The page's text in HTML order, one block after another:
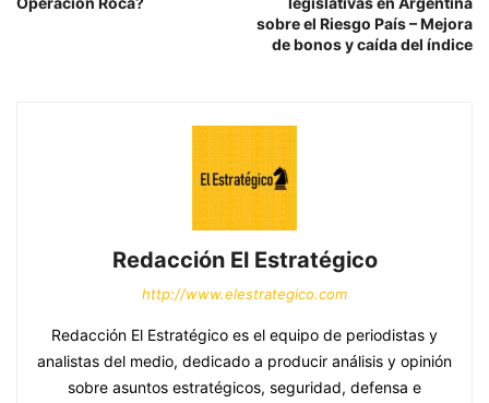
sobre el Riesgo País – Mejora
de bonos y caída del índice
Redacción El Estratégico
http://www.elestrategico.com
Redacción El Estratégico es el equipo de periodistas y
analistas del medio, dedicado a producir análisis y opinión
sobre asuntos estratégicos, seguridad, defensa e